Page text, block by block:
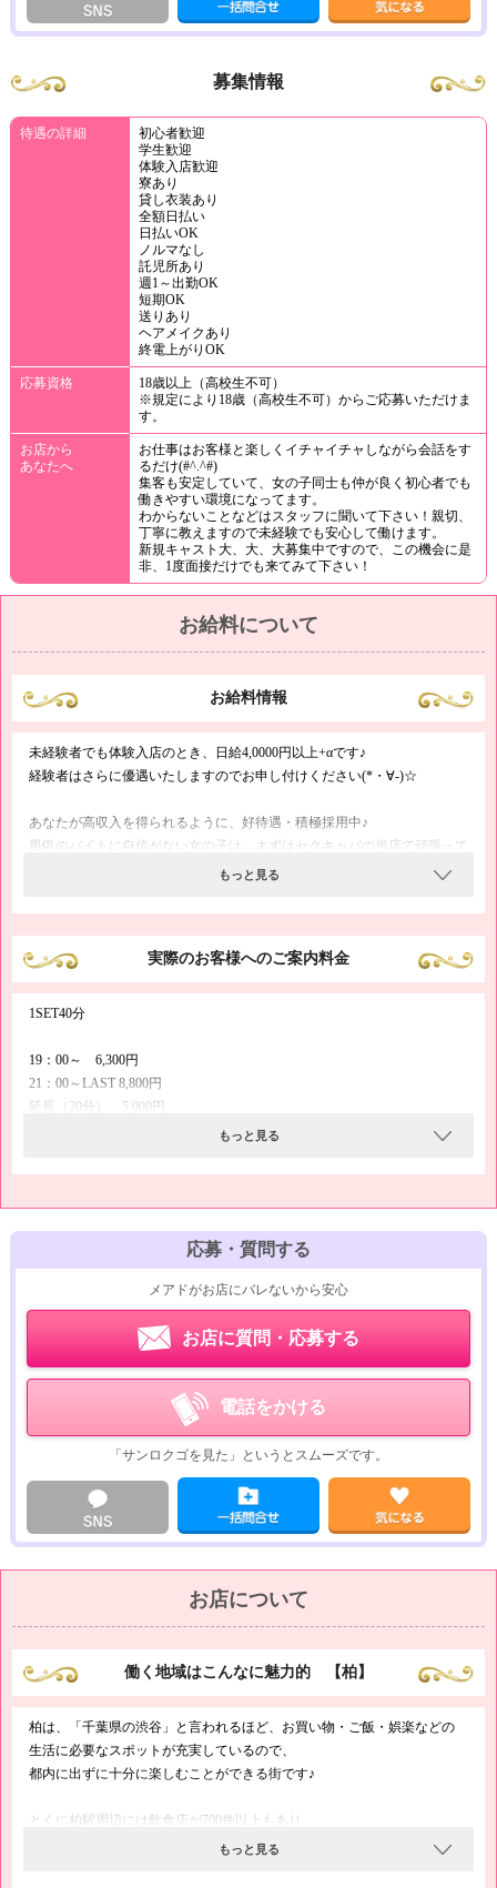
募集情報
待遇の詳細
初心者歓迎
学生歓迎
体験入店歓迎
寮あり
貸し衣装あり
全額日払い
日払いOK
ノルマなし
託児所あり
週1～出勤OK
短期OK
送りあり
ヘアメイクあり
終電上がりOK
応募資格
18歳以上（高校生不可）
※規定により18歳（高校生不可）からご応募いただけま
す。
お店から
あなたへ
お仕事はお客様と楽しくイチャイチャしながら会話をす
るだけ(#^.^#)
集客も安定していて、女の子同士も仲が良く初心者でも
働きやすい環境になってます。
わからないことなどはスタッフに聞いて下さい！親切、
丁寧に教えますので未経験でも安心して働けます。
新規キャスト大、大、大募集中ですので、この機会に是
非、1度面接だけでも来てみて下さい！
お給料について
お給料情報
未経験者でも体験入店のとき、日給4,0000円以上+αです♪
経験者はさらに優遇いたしますのでお申し付けください(*・∀-)☆
あなたが高収入を得られるように、好待遇・積極採用中♪
風俗のバイトに自信がない女の子は、まずはセクキャバの当店で頑張って
ノルマはございませんので、楽しく元気に働きたい女の子は
気軽に体験入店へお越しくださいヽ(´∀`*)ﾉ
もっと見る
実際のお客様へのご案内料金
1SET40分
19：00～ 6,300円
21：00～LAST 8,800円
延長（20分） 5,000円
延長指名（20分） 6,300円
場内指名料 2,500円
同伴一律（80分） 24,000円
もっと見る
応募・質問する
メアドがお店にバレないから安心
お店に質問・応募する
電話をかける
「サンロクゴを見た」というとスムーズです。
お店について
働く地域はこんなに魅力的 【柏】
柏は、「千葉県の渋谷」と言われるほど、お買い物・ご飯・娯楽などの
生活に必要なスポットが充実しているので、
都内に出ずに十分に楽しむことができる街です♪
とくに柏駅周辺には飲食店が700件以上もあり、
ラーメンの激戦区となっています！もっと見る